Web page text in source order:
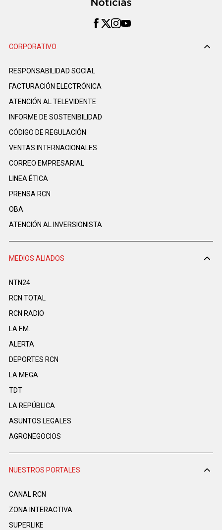
CORPORATIVO
RESPONSABILIDAD SOCIAL
FACTURACIÓN ELECTRÓNICA
ATENCIÓN AL TELEVIDENTE
INFORME DE SOSTENIBILIDAD
CÓDIGO DE REGULACIÓN
VENTAS INTERNACIONALES
CORREO EMPRESARIAL
LINEA ÉTICA
PRENSA RCN
OBA
ATENCIÓN AL INVERSIONISTA
MEDIOS ALIADOS
NTN24
RCN TOTAL
RCN RADIO
LA F.M.
ALERTA
DEPORTES RCN
LA MEGA
TDT
LA REPÚBLICA
ASUNTOS LEGALES
AGRONEGOCIOS
NUESTROS PORTALES
CANAL RCN
ZONA INTERACTIVA
SUPERLIKE